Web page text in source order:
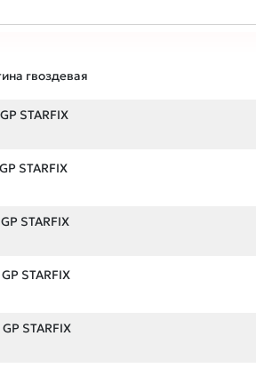
гвоздевая
STARFIX
STARFIX
STARFIX
STARFIX
STARFIX